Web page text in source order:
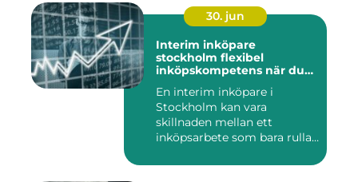
30. jun
Interim inköpare
stockholm flexibel
inköpskompetens när du
En interim inköpare i
Stockholm kan vara
skillnaden mellan ett
inköpsarbete som bara rullar